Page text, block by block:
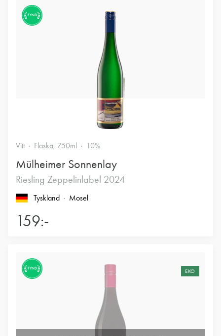
FYND
Vitt Flaska, 750ml 10%
Mülheimer Sonnenlay
Riesling Zeppelinlabel 2024
Tyskland Mosel
159:-
FYND EKO